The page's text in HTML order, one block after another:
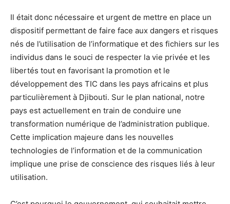
Il était donc nécessaire et urgent de mettre en place un
dispositif permettant de faire face aux dangers et risques
nés de l’utilisation de l’informatique et des fichiers sur les
individus dans le souci de respecter la vie privée et les
libertés tout en favorisant la promotion et le
développement des TIC dans les pays africains et plus
particulièrement à Djibouti. Sur le plan national, notre
pays est actuellement en train de conduire une
transformation numérique de l’administration publique.
Cette implication majeure dans les nouvelles
technologies de l’information et de la communication
implique une prise de conscience des risques liés à leur
utilisation.